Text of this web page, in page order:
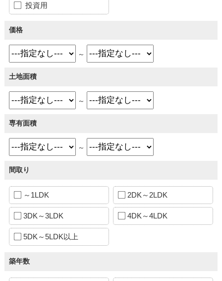
投資用
価格
～
土地面積
～
専有面積
～
間取り
～1LDK 2DK～2LDK
3DK～3LDK 4DK～4LDK
5DK～5LDK以上
築年数